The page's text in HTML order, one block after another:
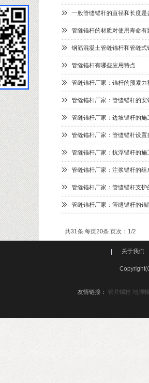
一般管缝锚杆的直径和长度是
管缝锚杆的材质对使用寿命有
钢筋混凝土管缝锚杆和管缝
管缝锚杆有哪些应用特点
管缝锚杆厂家：锚杆的预紧
管缝锚杆厂家：管缝锚杆的
管缝锚杆厂家：边坡锚杆的施
管缝锚杆厂家：管缝锚杆设置
管缝锚杆厂家：抗浮锚杆的
管缝锚杆厂家：注浆锚杆的组
管缝锚杆厂家：管缝锚杆支护
管缝锚杆厂家：管缝锚杆的锚
共31条 每页20条 页次：1/2
关于我们
友情链接： 管片螺栓 地脚